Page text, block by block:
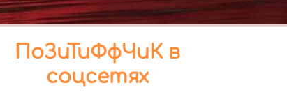
ПоЗиТиФфЧиК в
соцсетях